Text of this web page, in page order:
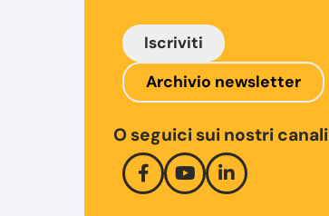
Iscriviti
Archivio newsletter
O seguici sui nostri canali